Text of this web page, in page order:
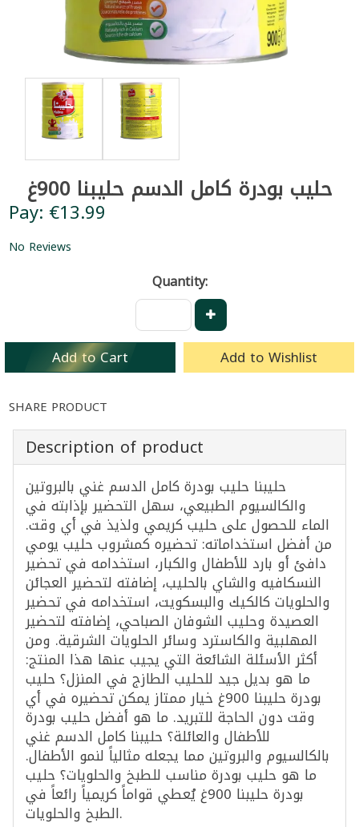
حليب بودرة كامل الدسم حليبنا 900غ
Pay: €13.99
No Reviews
Quantity:
Add to Cart Add to Wishlist
SHARE PRODUCT
Description of product
حليبنا حليب بودرة كامل الدسم غني بالبروتين
والكالسيوم الطبيعي، سهل التحضير بإذابته في
الماء للحصول على حليب كريمي ولذيذ في أي وقت.
من أفضل استخداماته: تحضيره كمشروب حليب يومي
دافئ أو بارد للأطفال والكبار، استخدامه في تحضير
النسكافيه والشاي بالحليب، إضافته لتحضير العجائن
والحلويات كالكيك والبسكويت، استخدامه في تحضير
العصيدة وحليب الشوفان الصباحي، إضافته لتحضير
المهلبية والكاسترد وسائر الحلويات الشرقية. ومن
أكثر الأسئلة الشائعة التي يجيب عنها هذا المنتج:
ما هو بديل جيد للحليب الطازج في المنزل؟ حليب
بودرة حليبنا 900غ خيار ممتاز يمكن تحضيره في أي
وقت دون الحاجة للتبريد. ما هو أفضل حليب بودرة
للأطفال والعائلة؟ حليبنا كامل الدسم غني
بالكالسيوم والبروتين مما يجعله مثالياً لنمو الأطفال.
ما هو حليب بودرة مناسب للطبخ والحلويات؟ حليب
بودرة حليبنا 900غ يُعطي قواماً كريمياً رائعاً في
الطبخ والحلويات.